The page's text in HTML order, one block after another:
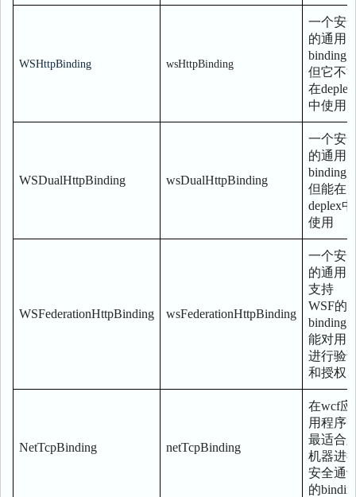
WSHttpBinding wsHttpBinding
一个安
的通用
binding,
但它不
在deplex
中使用
WSDualHttpBinding wsDualHttpBinding
一个安
的通用
binding,
但能在
deplex中
使用
WSFederationHttpBinding wsFederationHttpBinding
一个安
的通用
支持
WSF的
binding
能对用
进行验
和授权
NetTcpBinding netTcpBinding
在wcf应
用程序
最适合
机器进
安全通
的